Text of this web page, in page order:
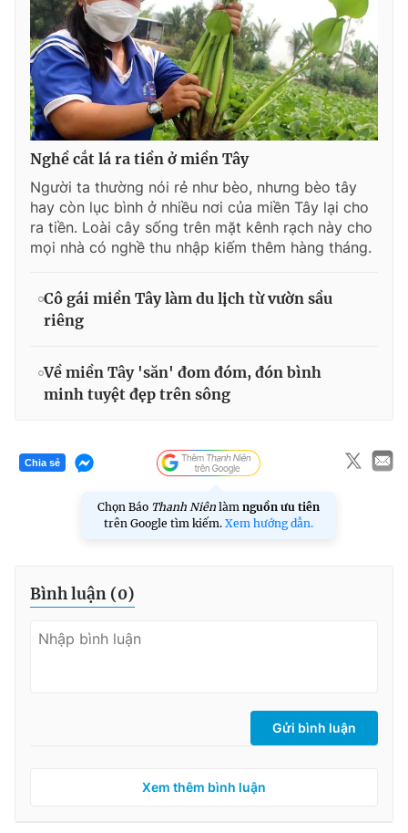
Nghề cắt lá ra tiền ở miền Tây
Người ta thường nói rẻ như bèo, nhưng bèo tây
hay còn lục bình ở nhiều nơi của miền Tây lại cho
ra tiền. Loài cây sống trên mặt kênh rạch này cho
mọi nhà có nghề thu nhập kiếm thêm hàng tháng.
Cô gái miền Tây làm du lịch từ vườn sầu
riêng
Về miền Tây 'săn' đom đóm, đón bình
minh tuyệt đẹp trên sông
Chia sẻ
Chọn Báo Thanh Niên làm nguồn ưu tiên
trên Google tìm kiếm. Xem hướng dẫn.
Bình luận (0)
Gửi bình luận
Xem thêm bình luận